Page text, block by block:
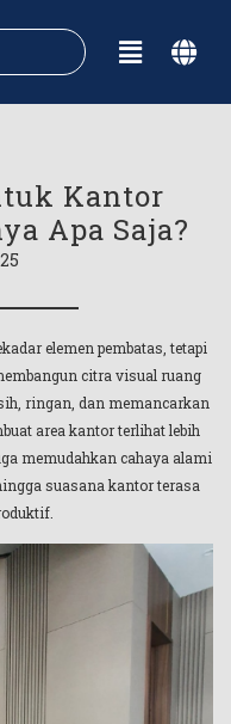
Kantor
Apa Saja?
elemen pembatas, tetapi
citra visual ruang
ringan, dan memancarkan
area kantor terlihat lebih
memudahkan cahaya alami
suasana kantor terasa